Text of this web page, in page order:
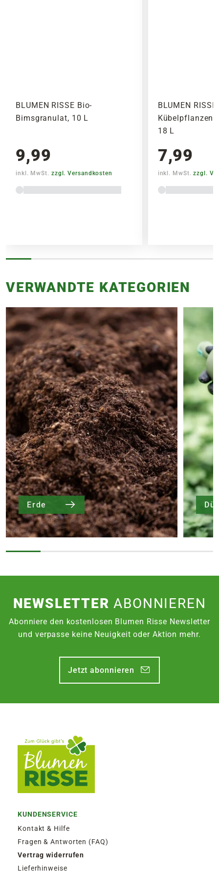
BLUMEN RISSE Bio-
Bimsgranulat, 10 L
9,99
inkl. MwSt. zzgl. Versandkosten
BLUMEN
18 L
7,99
inkl. MwSt.zzgl.
VERWANDTE KATEGORIEN
Erde
NEWSLETTERABONNIEREN
Abonniere den kostenlosen Blumen Risse Newsletter
und verpasse keine Neuigkeit oder Aktion mehr.
Jetzt abonnieren
KUNDENSERVICE
Kontakt & Hilfe
Fragen & Antworten (FAQ)
Vertrag widerrufen
Lieferhinweise